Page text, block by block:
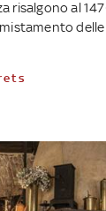
risalgono al